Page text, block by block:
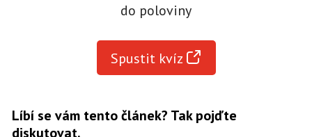
do poloviny
Spustit kvíz
Líbí se vám tento článek? Tak pojďte
diskutovat.